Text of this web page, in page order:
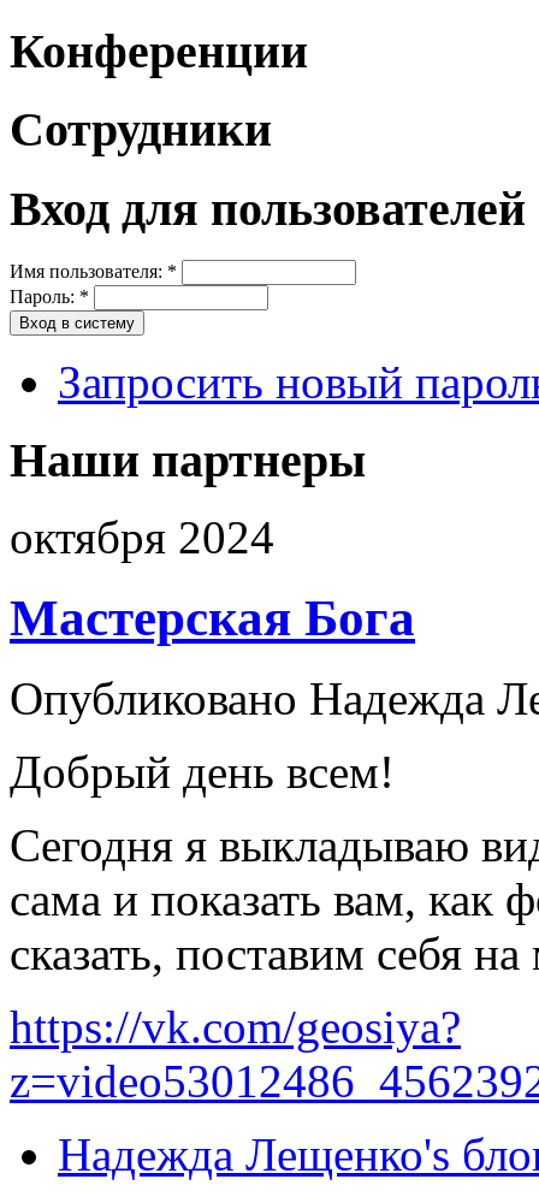
Конференции
Сотрудники
Вход для пользователей
Имя пользователя: *
Пароль: *
Запросить новый
Наши партнеры
октября 2024
Мастерская Бога
Опубликовано Надежда
Добрый день всем!
Сегодня я выкладываю
сама и показать вам, как
сказать, поставим себя
https://vk.com/geosiya?
Надежда Лещенко's